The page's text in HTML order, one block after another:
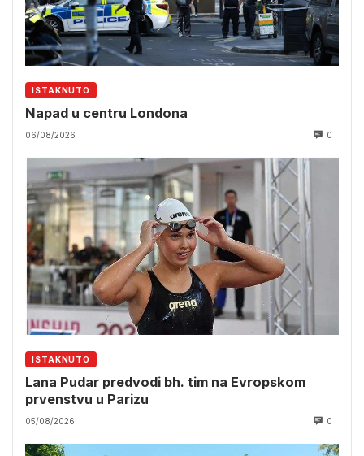
ISTAKNUTO
Napad u centru Londona
06/08/2026 0
ISTAKNUTO
Lana Pudar predvodi bh. tim na Evropskom
prvenstvu u Parizu
05/08/2026 0